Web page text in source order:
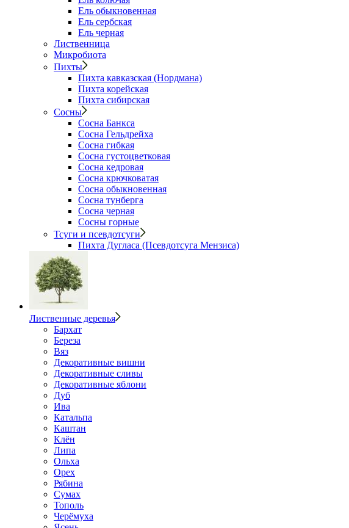
Ель обыкновенная
Ель сербская
Ель черная
Лиственница
Микробиота
Пихты
Пихта кавказская (Нордмана)
Пихта корейская
Пихта сибирская
Сосны
Сосна Банкса
Сосна Гельдрейха
Сосна гибкая
Сосна густоцветковая
Сосна кедровая
Сосна крючковатая
Сосна обыкновенная
Сосна тунберга
Сосна черная
Сосны горные
Тсуги и псевдотсуги
Пихта Дугласа (Псевдотсуга Мензиса)
Лиственные деревья
Бархат
Береза
Вяз
Декоративные вишни
Декоративные сливы
Декоративные яблони
Дуб
Ива
Катальпа
Каштан
Клён
Липа
Ольха
Орех
Рябина
Сумах
Тополь
Черёмуха